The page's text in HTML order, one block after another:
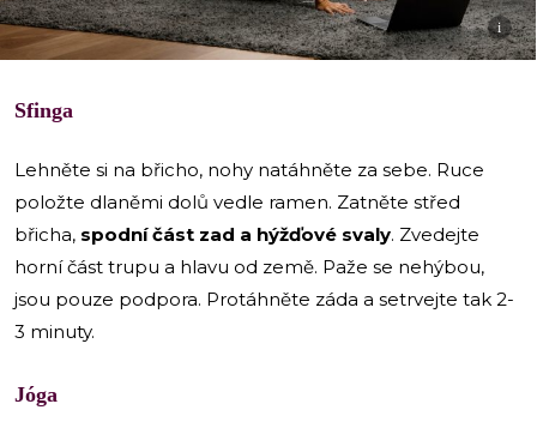
i
Sfinga
Lehněte si na břicho, nohy natáhněte za sebe. Ruce
položte dlaněmi dolů vedle ramen. Zatněte střed
břicha, spodní část zad a hýžďové svaly. Zvedejte
horní část trupu a hlavu od země. Paže se nehýbou,
jsou pouze podpora. Protáhněte záda a setrvejte tak 2-
3 minuty.
Jóga